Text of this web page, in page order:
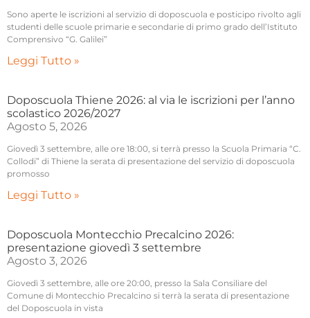
Sono aperte le iscrizioni al servizio di doposcuola e posticipo rivolto agli
studenti delle scuole primarie e secondarie di primo grado dell’Istituto
Comprensivo “G. Galilei”
Leggi Tutto »
Doposcuola Thiene 2026: al via le iscrizioni per l’anno
scolastico 2026/2027
Agosto 5, 2026
Giovedì 3 settembre, alle ore 18:00, si terrà presso la Scuola Primaria “C.
Collodi” di Thiene la serata di presentazione del servizio di doposcuola
promosso
Leggi Tutto »
Doposcuola Montecchio Precalcino 2026:
presentazione giovedì 3 settembre
Agosto 3, 2026
Giovedì 3 settembre, alle ore 20:00, presso la Sala Consiliare del
Comune di Montecchio Precalcino si terrà la serata di presentazione
del Doposcuola in vista